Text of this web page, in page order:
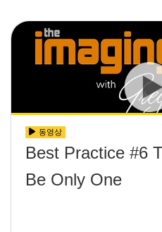
동영상
Best Practice #6
Be Only One